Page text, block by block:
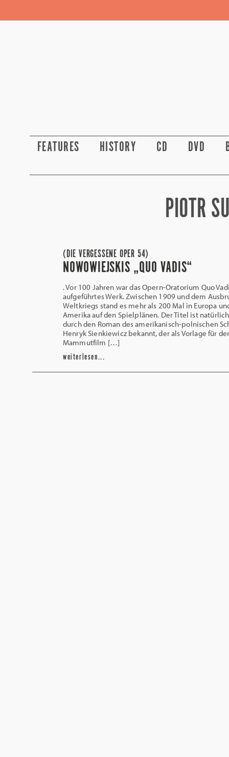
FEATURES HISTORY CD DVD
PIOTR
(DIE VERGESSENE OPER 54)
NOWOWIEJSKIS „QUO VADIS“
. Vor 100 Jahren war das Opern-Oratorium Quo
aufgeführtes Werk. Zwischen 1909 und dem
Weltkriegs stand es mehr als 200 Mal in Europa
Amerika auf den Spielplänen. Der Titel ist
durch den Roman des amerikanisch-polnischen
Henryk Sienkiewicz bekannt, der als Vorlage für
Mammutfilm […]
weiterlesen...